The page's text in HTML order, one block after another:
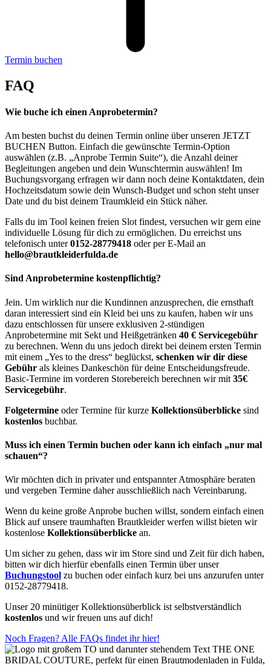
Termin buchen
FAQ
Wie buche ich einen Anprobetermin?
Am besten buchst du deinen Termin online über unseren JETZT
BUCHEN Button. Einfach die gewünschte Termin-Option
auswählen (z.B. „Anprobe Termin Suite“), die Anzahl deiner
Begleitungen angeben und dein Wunschtermin auswählen! Im
Buchungsvorgang erfragen wir dann noch deine Kontaktdaten, dein
Hochzeitsdatum sowie dein Wunsch-Budget und schon steht unser
Date und du bist deinem Traumkleid ein Stück näher.
Falls du im Tool keinen freien Slot findest, versuchen wir gern eine
individuelle Lösung für dich zu ermöglichen. Du erreichst uns
telefonisch unter0152-28779418 oder per E-Mail an
hello@brautkleiderfulda.de
Sind Anprobetermine kostenpflichtig?
Jein. Um wirklich nur die Kundinnen anzusprechen, die ernsthaft
daran interessiert sind ein Kleid bei uns zu kaufen, haben wir uns
dazu entschlossen für unsere exklusiven 2-stündigen
Anprobetermine mit Sekt und Heißgetränken 40 € Servicegebühr
zu berechnen. Wenn du uns jedoch direkt bei deinem ersten Termin
mit einem „Yes to the dress“ beglückst, schenken wir dir diese
Gebühr als kleines Dankeschön für deine Entscheidungsfreude.
Basic-Termine im vorderen Storebereich berechnen wir mit 35€
Servicegebühr.
Folgetermine oder Termine für kurze Kollektionsüberblicke sind
kostenlos buchbar.
Muss ich einen Termin buchen oder kann ich einfach „nur mal
schauen“?
Wir möchten dich in privater und entspannter Atmosphäre beraten
und vergeben Termine daher ausschließlich nach Vereinbarung.
Wenn du keine große Anprobe buchen willst, sondern einfach einen
Blick auf unsere traumhaften Brautkleider werfen willst bieten wir
kostenlose Kollektionsüberblicke an.
Um sicher zu gehen, dass wir im Store sind und Zeit für dich haben,
bitten wir dich hierfür ebenfalls einen Termin über unser
Buchungstool zu buchen oder einfach kurz bei uns anzurufen unter
0152-28779418.
Unser 20 minütiger Kollektionsüberblick ist selbstverständlich
kostenlos und wir freuen uns auf dich!
Noch Fragen? Alle FAQs findet ihr hier!